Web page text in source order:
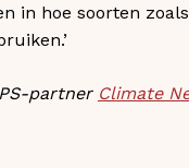
in hoe soorten
partner Climate